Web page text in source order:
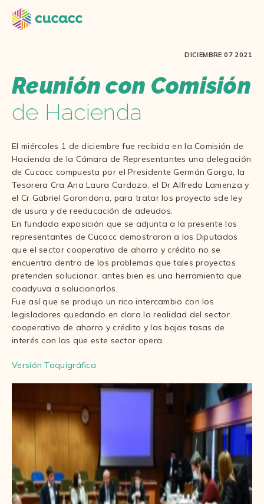
DICIEMBRE 07 2021
Reunión con Comisión
de Hacienda
El miércoles 1 de diciembre fue recibida en la Comisión de
Hacienda de la Cámara de Representantes una delegación
de Cucacc compuesta por el Presidente Germán Gorga, la
Tesorera Cra Ana Laura Cardozo, el Dr Alfredo Lamenza y
el Cr Gabriel Gorondona, para tratar los proyecto sde ley
de usura y de reeducación de adeudos.
En fundada exposición que se adjunta a la presente los
representantes de Cucacc demostraron a los Diputados
que el sector cooperativo de ahorro y crédito no se
encuentra dentro de los problemas que tales proyectos
pretenden solucionar, antes bien es una herramienta que
coadyuva a solucionarlos.
Fue así que se produjo un rico intercambio con los
legisladores quedando en clara la realidad del sector
cooperativo de ahorro y crédito y las bajas tasas de
interés con las que este sector opera.
Versión Taquigráfica